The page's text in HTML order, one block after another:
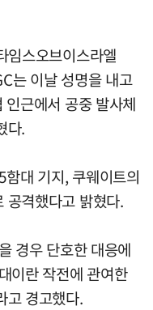
임스오브이스라엘
는 이날 성명을 내고
근에서 공중 발사체
다.
대 기지, 쿠웨이트의
공격했다고 밝혔다.
경우 단호한 대응에
이란 작전에 관여한
고 경고했다.